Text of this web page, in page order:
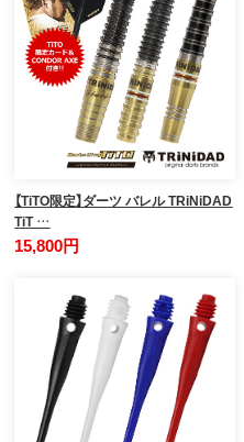
【TiTO限定】ダーツ バレル TRiNiDAD
TiT …
15,800円